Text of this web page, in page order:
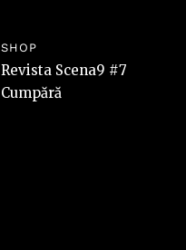
SHOP
Revista Scena9 #7
Cumpără